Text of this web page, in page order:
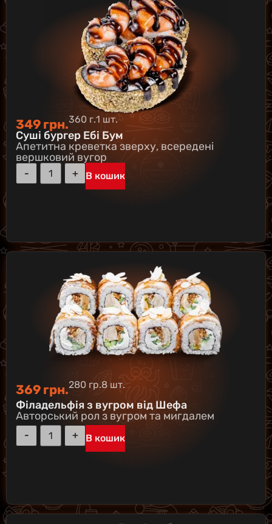
349 грн.360 г.1 шт.
Суші бургер Ебі Бум
Апетитна креветка зверху, всередені
вершковий вугор
В кошик
369 грн.280 гр.8 шт.
Філадельфія з вугром від Шефа
Авторський рол з вугром та мигдалем
В кошик